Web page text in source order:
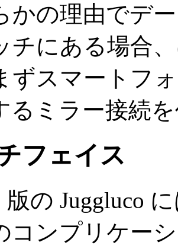
かの理由でデ
チにある場合
ずスマートフ
るミラー接続
フェイス
版の Juggluco
コンプリケー